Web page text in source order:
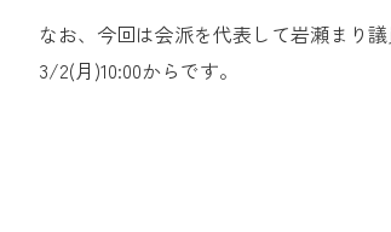
なお、今回は会派を代表して岩瀬まり
3/2(月)10:00からです。